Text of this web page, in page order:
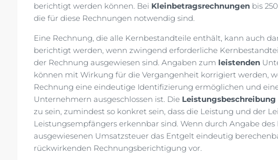
berichtigt werden können. Bei Kleinbetragsrechnungen bis
die für diese Rechnungen notwendig sind.
Eine Rechnung, die alle Kernbestandteile enthält, kann auch
berichtigt werden, wenn zwingend erforderliche
der Rechnung ausgewiesen sind. Angaben zum leistenden
können mit Wirkung für die Vergangenheit korrigiert werden,
Rechnung eine eindeutige Identifizierung ermöglichen und
Unternehmern ausgeschlossen ist. Die Leistungsbeschreibung
zu sein, zumindest so konkret sein, dass die Leistung und der
Leistungsempfängers erkennbar sind. Wenn durch Angabe
ausgewiesenen Umsatzsteuer das Entgelt eindeutig
rückwirkenden Rechnungsberichtigung vor.